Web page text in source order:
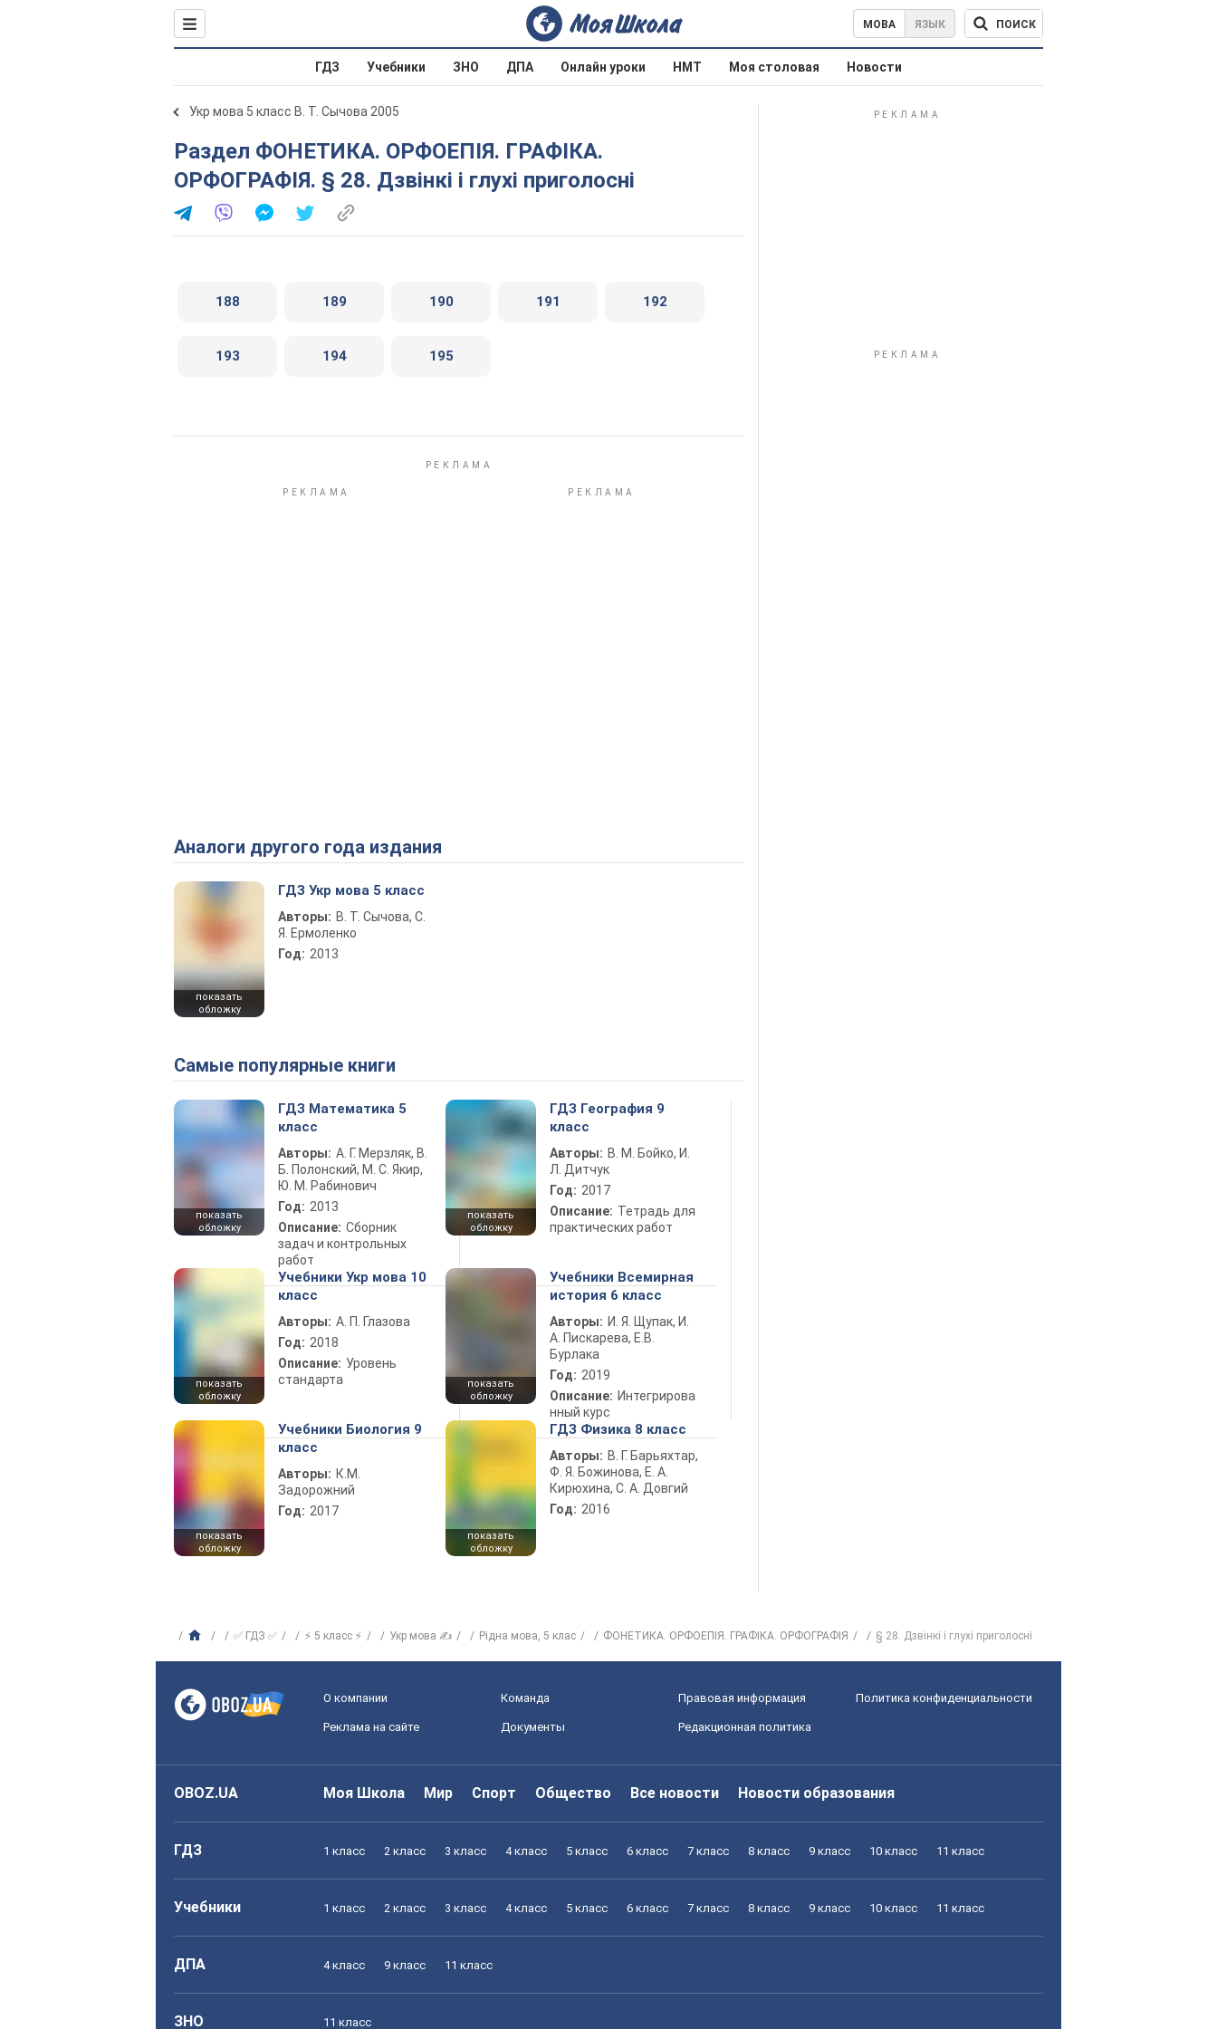
МОВА ЯЗЫК ПОИСК
ГДЗ Учебники ЗНО ДПА Онлайн уроки НМТ Моя столовая Новости
Укр мова 5 класс В. Т. Сычова 2005
Раздел ФОНЕТИКА. ОРФОЕПІЯ. ГРАФІКА.
ОРФОГРАФІЯ. § 28. Дзвінкі і глухі приголосні
188 189 190 191 192
193 194 195
Аналоги другого года издания
показать
обложку
ГДЗ Укр мова 5 класс
Авторы: В. Т. Сычова, С.
Я. Ермоленко
Год: 2013
Самые популярные книги
показать
обложку
ГДЗ Математика 5
класс
Авторы: А. Г. Мерзляк, В.
Б. Полонский, М. С. Якир,
Ю. М. Рабинович
Год: 2013
Описание: Сборник
задач и контрольных
работ
показать
обложку
ГДЗ География 9
класс
Авторы: В. М. Бойко, И.
Л. Дитчук
Год: 2017
Описание: Тетрадь для
практических работ
показать
обложку
Учебники Укр мова 10
класс
Авторы: А. П. Глазова
Год: 2018
Описание: Уровень
стандарта
показать
обложку
Учебники Всемирная
история 6 класс
Авторы: И. Я. Щупак, И.
А. Пискарева, Е.В.
Бурлака
Год: 2019
Описание: Интегрирова
нный курс
показать
обложку
Учебники Биология 9
класс
Авторы: К.М.
Задорожний
Год: 2017
показать
обложку
ГДЗ Физика 8 класс
Авторы: В. Г. Барьяхтар,
Ф. Я. Божинова, Е. А.
Кирюхина, С. А. Довгий
Год: 2016
✅ ГДЗ ✅ ⚡ 5 класс ⚡ Укр мова ✍ Рiдна мова, 5 клас ФОНЕТИКА. ОРФОЕПІЯ. ГРАФІКА. ОРФОГРАФІЯ § 28. Дзвінкі і глухі приголосні
О компании Команда Правовая информация Политика конфиденциальности
Реклама на сайте Документы Редакционная политика
OBOZ.UA Моя Школа Мир Спорт Общество Все новости Новости образования
ГДЗ 1 класс 2 класс 3 класс 4 класс 5 класс 6 класс 7 класс 8 класс 9 класс 10 класс 11 класс
Учебники 1 класс 2 класс 3 класс 4 класс 5 класс 6 класс 7 класс 8 класс 9 класс 10 класс 11 класс
ДПА 4 класс 9 класс 11 класс
ЗНО 11 класс